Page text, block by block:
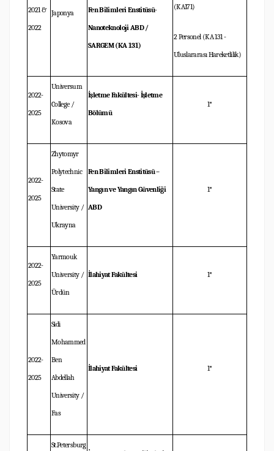
2021 &
2022
Japonya Fen Bilimleri Enstitüsü-
Nanoteknoloji ABD /
SARGEM (KA 131)
(KA171)
2 Personel (KA 131 -
Uluslararası Hareketlilik)
2022-
2025
Universum
College /
Kosova
İşletme Fakültesi- İşletme
Bölümü
1*
2022-
2025
Zhytomyr
Polytechnic
State
University /
Ukrayna
Fen Bilimleri Enstitüsü –
Yangın ve Yangın Güvenliği
ABD
1*
2022-
2025
Yarmouk
University /
Ürdün
İlahiyat Fakültesi 1*
2022-
2025
Sidi
Mohammed
Ben
Abdellah
University /
Fas
İlahiyat Fakültesi 1*
St.Petersburg